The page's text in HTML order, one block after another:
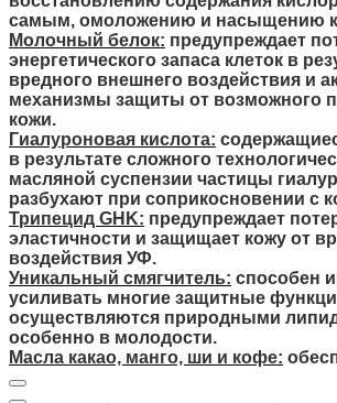
самым, омоложению и насыщению
Молочный белок: предупреждает
энергетического запаса клеток в
вредного внешнего воздействия и
механизмы защиты от возможного
кожи.
Гиалуроновая кислота:
в результате сложного
масляной суспензии частицы
разбухают при соприкосновении с
Трипецид GHK: предупреждает
эластичности и защищает кожу от
воздействия УФ.
Уникальный смягчитель: способен
усиливать многие защитные
осуществляются природными
особенно в молодости.
Масла какао, манго, ши и кофе: